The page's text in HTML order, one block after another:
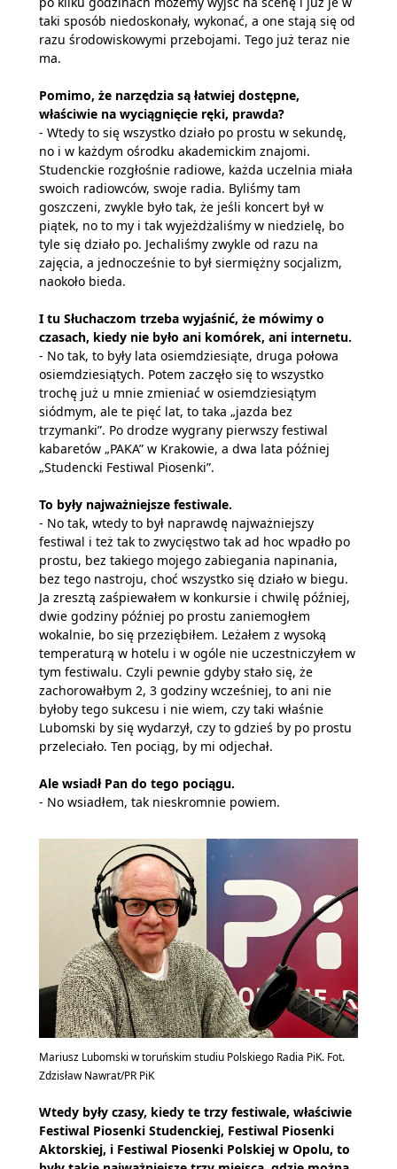
taki sposób niedoskonały, wykonać, a one stają się od
razu środowiskowymi przebojami. Tego już teraz nie
ma.
Pomimo, że narzędzia są łatwiej dostępne,
właściwie na wyciągnięcie ręki, prawda?
- Wtedy to się wszystko działo po prostu w sekundę,
no i w każdym ośrodku akademickim znajomi.
Studenckie rozgłośnie radiowe, każda uczelnia miała
swoich radiowców, swoje radia. Byliśmy tam
goszczeni, zwykle było tak, że jeśli koncert był w
piątek, no to my i tak wyjeżdżaliśmy w niedzielę, bo
tyle się działo po. Jechaliśmy zwykle od razu na
zajęcia, a jednocześnie to był siermiężny socjalizm,
naokoło bieda.
I tu Słuchaczom trzeba wyjaśnić, że mówimy o
czasach, kiedy nie było ani komórek, ani internetu.
- No tak, to były lata osiemdziesiąte, druga połowa
osiemdziesiątych. Potem zaczęło się to wszystko
trochę już u mnie zmieniać w osiemdziesiątym
siódmym, ale te pięć lat, to taka „jazda bez
trzymanki”. Po drodze wygrany pierwszy festiwal
kabaretów „PAKA” w Krakowie, a dwa lata później
„Studencki Festiwal Piosenki”.
To były najważniejsze festiwale.
- No tak, wtedy to był naprawdę najważniejszy
festiwal i też tak to zwycięstwo tak ad hoc wpadło po
prostu, bez takiego mojego zabiegania napinania,
bez tego nastroju, choć wszystko się działo w biegu.
Ja zresztą zaśpiewałem w konkursie i chwilę później,
dwie godziny później po prostu zaniemogłem
wokalnie, bo się przeziębiłem. Leżałem z wysoką
temperaturą w hotelu i w ogóle nie uczestniczyłem w
tym festiwalu. Czyli pewnie gdyby stało się, że
zachorowałbym 2, 3 godziny wcześniej, to ani nie
byłoby tego sukcesu i nie wiem, czy taki właśnie
Lubomski by się wydarzył, czy to gdzieś by po prostu
przeleciało. Ten pociąg, by mi odjechał.
Ale wsiadł Pan do tego pociągu.
- No wsiadłem, tak nieskromnie powiem.
Mariusz Lubomski w toruńskim studiu Polskiego Radia PiK. Fot.
Zdzisław Nawrat/PR PiK
Wtedy były czasy, kiedy te trzy festiwale, właściwie
Festiwal Piosenki Studenckiej, Festiwal Piosenki
Aktorskiej, i Festiwal Piosenki Polskiej w Opolu, to